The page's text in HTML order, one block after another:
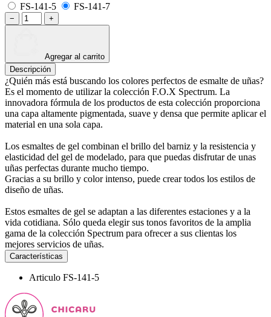
FS-141-5
FS-141-7
− +
Agregar al carrito
Descripción
¿Quién más está buscando los colores perfectos de esmalte de uñas?
Es el momento de utilizar la colección F.O.X Spectrum. La
innovadora fórmula de los productos de esta colección proporciona
una capa altamente pigmentada, suave y densa que permite aplicar el
material en una sola capa.
Los esmaltes de gel combinan el brillo del barniz y la resistencia y
elasticidad del gel de modelado, para que puedas disfrutar de unas
uñas perfectas durante mucho tiempo.
Gracias a su brillo y color intenso, puede crear todos los estilos de
diseño de uñas.
Estos esmaltes de gel se adaptan a las diferentes estaciones y a la
vida cotidiana. Sólo queda elegir sus tonos favoritos de la amplia
gama de la colección Spectrum para ofrecer a sus clientas los
mejores servicios de uñas.
Características
Articulo FS-141-5